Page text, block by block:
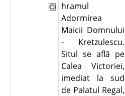
hramul
Adormirea
Maicii Domnului
- Kretzulescu.
Situl se află pe
Calea Victoriei,
imediat la sud
de Palatul Regal,